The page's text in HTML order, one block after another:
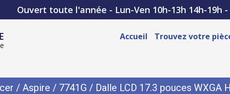
Ouvert toute l'année - Lun-Ven 10h-13h 14h-19h -
Accueil Trouvez votre
/ Aspire / 7741G / Dalle LCD 17.3 pouces WXGA